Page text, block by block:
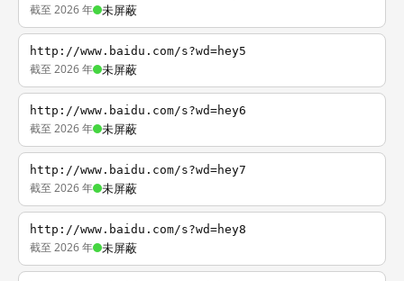
截至 2026 年 未屏蔽
http://www.baidu.com/s?wd=hey5
截至 2026 年 未屏蔽
http://www.baidu.com/s?wd=hey6
截至 2026 年 未屏蔽
http://www.baidu.com/s?wd=hey7
截至 2026 年 未屏蔽
http://www.baidu.com/s?wd=hey8
截至 2026 年 未屏蔽